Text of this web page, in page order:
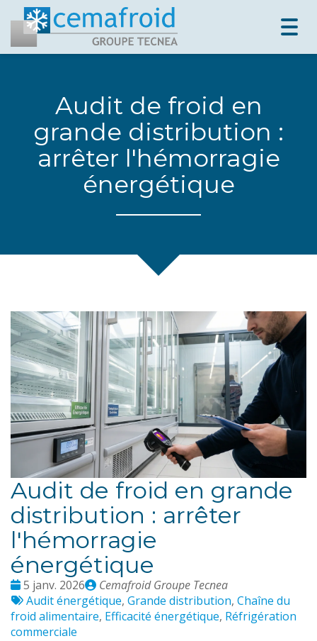
Audit de froid en
grande distribution :
arrêter l'hémorragie
énergétique
Audit de froid en grande
distribution : arrêter
l'hémorragie
énergétique
Date
:
5 janv. 2026
Publié
par
Cemafroid Groupe Tecnea
Tags
:
Audit énergétique, Grande distribution, Chaîne du
froid alimentaire, Efficacité énergétique, Réfrigération
commerciale